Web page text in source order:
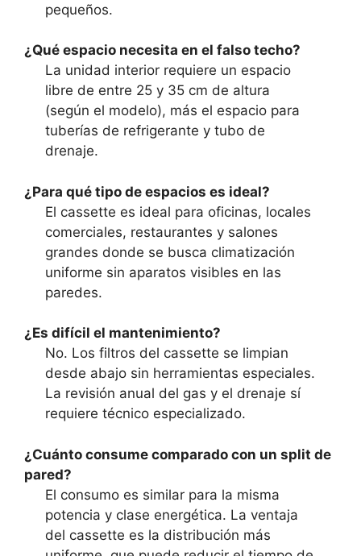
pequeños.
¿Qué espacio necesita en el falso techo?
La unidad interior requiere un espacio
libre de entre 25 y 35 cm de altura
(según el modelo), más el espacio para
tuberías de refrigerante y tubo de
drenaje.
¿Para qué tipo de espacios es ideal?
El cassette es ideal para oficinas, locales
comerciales, restaurantes y salones
grandes donde se busca climatización
uniforme sin aparatos visibles en las
paredes.
¿Es difícil el mantenimiento?
No. Los filtros del cassette se limpian
desde abajo sin herramientas especiales.
La revisión anual del gas y el drenaje sí
requiere técnico especializado.
¿Cuánto consume comparado con un split de
pared?
El consumo es similar para la misma
potencia y clase energética. La ventaja
del cassette es la distribución más